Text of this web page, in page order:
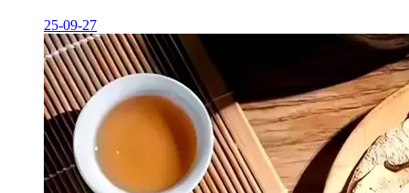
25-09-27